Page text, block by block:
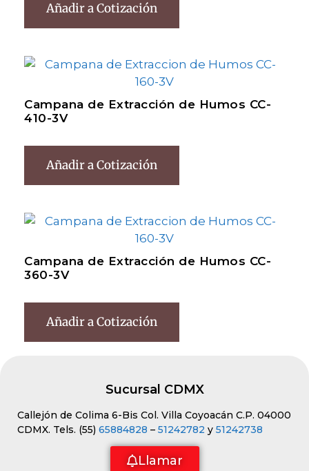
Añadir a Cotización
Campana de Extracción de Humos CC-
410-3V
Añadir a Cotización
Campana de Extracción de Humos CC-
360-3V
Añadir a Cotización
Sucursal CDMX
Callejón de Colima 6-Bis Col. Villa Coyoacán C.P. 04000
CDMX. Tels. (55) 65884828 – 51242782 y 51242738
Llamar